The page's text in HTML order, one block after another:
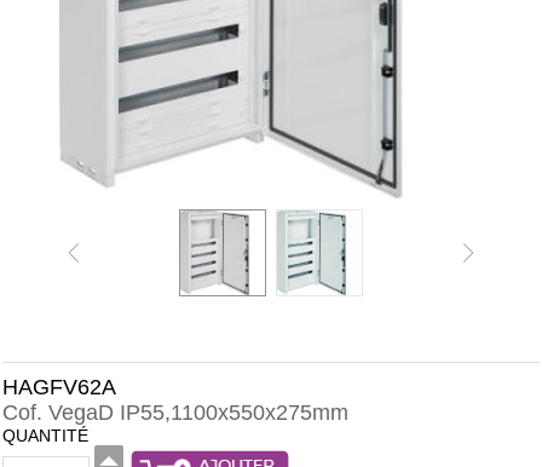
HAGFV62A
Cof. VegaD IP55,1100x550x275mm
QUANTITÉ